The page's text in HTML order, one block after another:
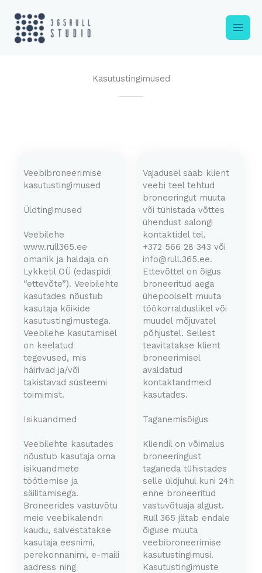
content
Kasutustingimused
Veebibroneerimise
kasutustingimused
Üldtingimused
Veebilehe
www.rull365.ee
omanik ja haldaja on
Lykketil OÜ (edaspidi
“ettevõte”). Veebilehte
kasutades nõustub
kasutaja kõikide
kasutustingimustega.
Veebilehe kasutamisel
on keelatud
tegevused, mis
häirivad ja/või
takistavad süsteemi
toimimist.
Isikuandmed
Veebilehte kasutades
nõustub kasutaja oma
isikuandmete
töötlemise ja
säilitamisega.
Broneerides vastuvõtu
meie veebikalendri
kaudu, salvestatakse
kasutaja eesnimi,
perekonnanimi, e-maili
aadress ning
Vajadusel saab klient
veebi teel tehtud
broneeringut muuta
või tühistada võttes
ühendust salongi
kontaktidel tel.
+372 566 28 343 või
info@rull.365.ee.
Ettevõttel on õigus
broneeritud aega
ühepoolselt muuta
töökorralduslikel või
muudel mõjuvatel
põhjustel. Sellest
teavitatakse klient
broneerimisel
avaldatud
kontaktandmeid
kasutades.
Taganemisõigus
Kliendil on võimalus
broneeringust
taganeda tühistades
selle üldjuhul kuni 24h
enne broneeritud
vastuvõtuaja algust.
Rull 365 jätab endale
õiguse muuta
veebibroneerimise
kasutustingimusi.
Kasutustingimuste